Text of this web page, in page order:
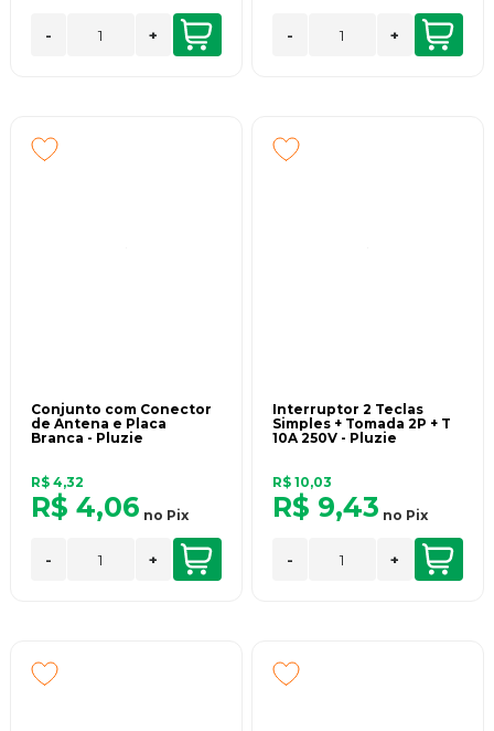
- + - +
Conjunto com Conector
de Antena e Placa
Branca - Pluzie
R$ 4,32
R$ 4,06 no Pix
- +
Interruptor 2 Teclas
Simples + Tomada 2P + T
10A 250V - Pluzie
R$ 10,03
R$ 9,43 no Pix
- +